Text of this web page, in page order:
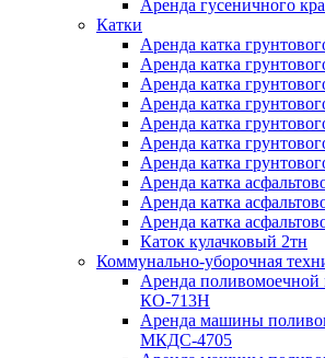
Аренда гусеничного
Катки
Аренда катка
Аренда катка
Аренда катка
Аренда катка
Аренда катка
Аренда катка
Аренда катка
Аренда катка
Аренда катка
Аренда катка
Каток кулачковый 2тн
Коммунально-уборочная
Аренда
КО-713Н
Аренда машины
МКДС-4705